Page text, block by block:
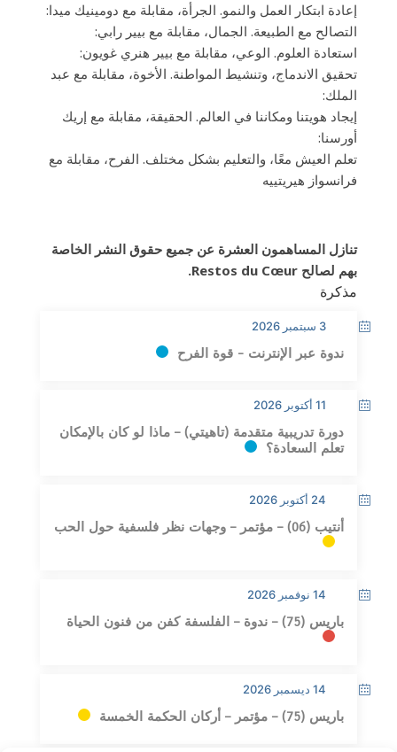
إعادة ابتكار العمل والنمو. الجرأة، مقابلة مع دومينيك ميدا:
التصالح مع الطبيعة. الجمال، مقابلة مع بيير رابي:
استعادة العلوم. الوعي، مقابلة مع بيير هنري غويون:
تحقيق الاندماج، وتنشيط المواطنة. الأخوة، مقابلة مع عبد
الملك:
إيجاد هويتنا ومكاننا في العالم. الحقيقة، مقابلة مع إريك
أورسنا:
تعلم العيش معًا، والتعليم بشكل مختلف. الفرح، مقابلة مع
فرانسواز هيريتييه
تنازل المساهمون العشرة عن جميع حقوق النشر الخاصة
بهم لصالح Restos du Cœur.
مذكرة
3 سبتمبر 2026
ندوة عبر الإنترنت - قوة الفرح
11 أكتوبر 2026
دورة تدريبية متقدمة (تاهيتي) – ماذا لو كان بالإمكان
تعلم السعادة؟
24 أكتوبر 2026
أنتيب (06) – مؤتمر – وجهات نظر فلسفية حول الحب
14 نوفمبر 2026
باريس (75) – ندوة – الفلسفة كفن من فنون الحياة
14 ديسمبر 2026
باريس (75) – مؤتمر – أركان الحكمة الخمسة